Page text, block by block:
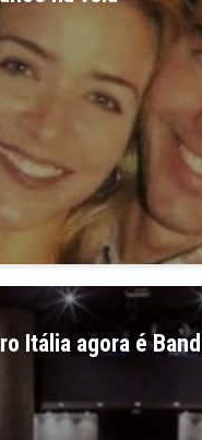
Itália agora é Band